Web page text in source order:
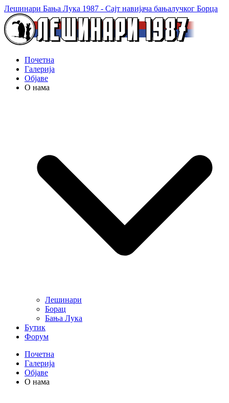
Лешинари Бања Лука 1987 - Сајт навијача бањалучког Борца
Почетна
Галерија
Објаве
О нама
Лешинари
Борац
Бања Лука
Бутик
Форум
Почетна
Галерија
Објаве
О нама